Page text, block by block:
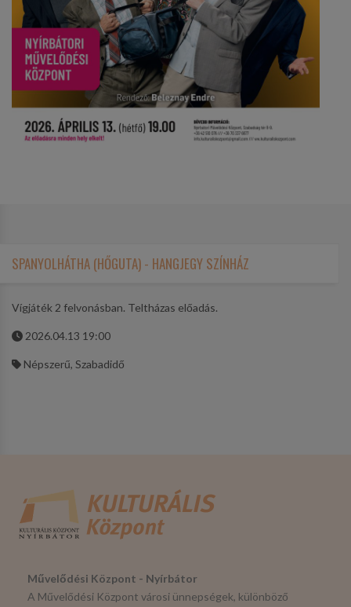
SPANYOLHÁTHA (HŐGUTA) - HANGJEGY SZÍNHÁZ
Vígjáték 2 felvonásban. Teltházas előadás.
2026.04.13 19:00
Népszerű, Szabadidő
Művelődési Központ - Nyírbátor
A Művelődési Központ városi ünnepségek, különböző